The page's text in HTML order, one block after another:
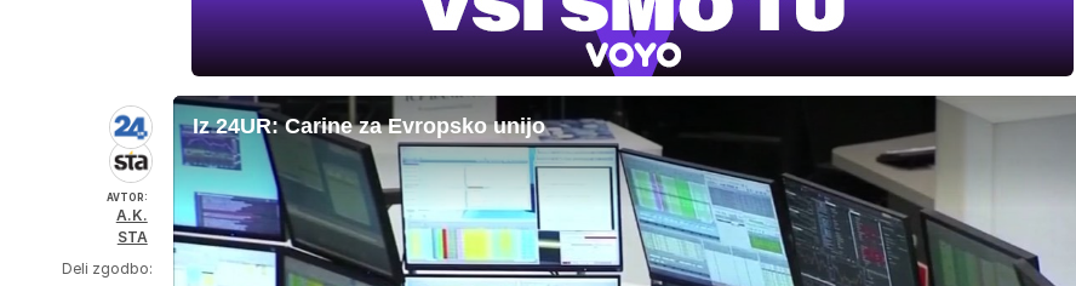
AVTOR:
A.K.
STA
Deli zgodbo:
Iz 24UR: Carine za Evropsko unijo
UEFA
V živo na